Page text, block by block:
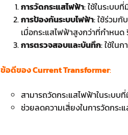
การวัดกระแสไฟฟ้า: ใช้ในระบบ
การป้องกันระบบไฟฟ้า: ใช้ร่วม
เมื่อกระแสไฟฟ้าสูงกว่าที่กำหนด
การตรวจสอบและบันทึก: ใช้ใน
ข้อดีของ Current Transformer:
สามารถวัดกระแสไฟฟ้าในระบบ
ช่วยลดความเสี่ยงในการวัดกระ